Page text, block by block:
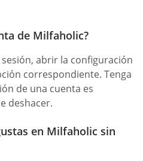
de Milfaholic?
abrir la configuración
correspondiente. Tenga
de una cuenta es
deshacer.
en Milfaholic sin